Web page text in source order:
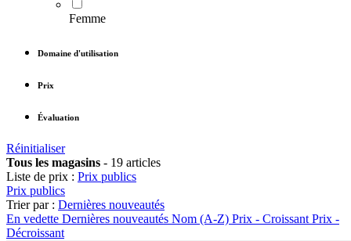
Femme
Domaine d'utilisation
Prix
Évaluation
Réinitialiser
Tous les magasins - 19 articles
Liste de prix : Prix publics
Prix publics
Trier par : Dernières nouveautés
En vedette Dernières nouveautés Nom (A-Z) Prix - Croissant Prix -
Décroissant